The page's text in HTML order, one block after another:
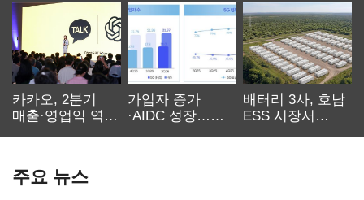
카카오, 2분기
매출·영업익 역대
가입자 증가
·AIDC 성장…
배터리 3사, 호남
ESS 시장서
주요 뉴스